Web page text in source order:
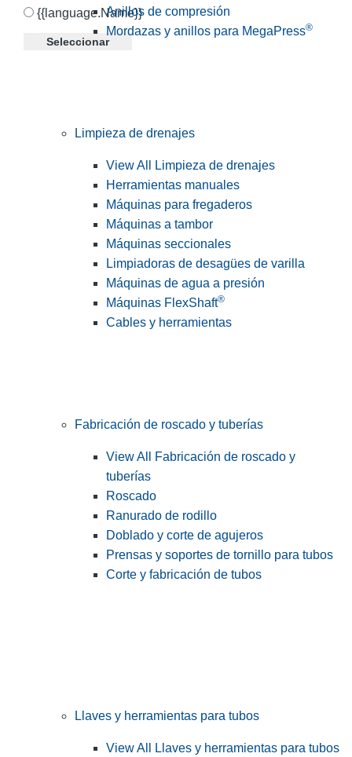
{{language.Name}}
Seleccionar
Anillos de compresión
Mordazas y anillos para MegaPress®
Limpieza de drenajes
View All Limpieza de drenajes
Herramientas manuales
Máquinas para fregaderos
Máquinas a tambor
Máquinas seccionales
Limpiadoras de desagües de varilla
Máquinas de agua a presión
Máquinas FlexShaft®
Cables y herramientas
Fabricación de roscado y tuberías
View All Fabricación de roscado y
tuberías
Roscado
Ranurado de rodillo
Doblado y corte de agujeros
Prensas y soportes de tornillo para tubos
Corte y fabricación de tubos
Llaves y herramientas para tubos
View All Llaves y herramientas para tubos